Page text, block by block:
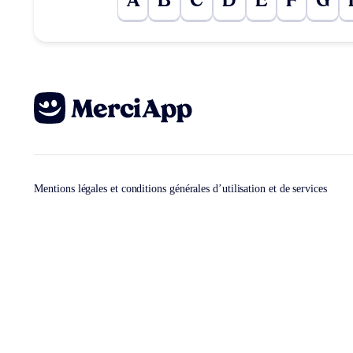
Mentions légales et conditions générales d’utilisation et de services